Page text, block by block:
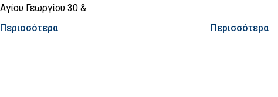
Αγίου Γεωργίου 30 &
Περισσότερα
Περισσότερα